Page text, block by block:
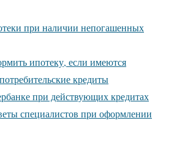
при наличии непогашенных
ипотеку, если имеются
кредиты
при действующих кредитах
специалистов при оформлении